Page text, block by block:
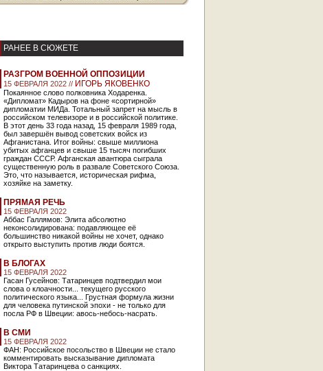
РАНЕЕ В СЮЖЕТЕ
РАЗГРОМ ВОЕННОЙ ОППОЗИЦИИ
15 ФЕВРАЛЯ 2022 // ИГОРЬ ЯКОВЕНКО
Покаянное слово полковника Ходаренка.
«Дипломат» Кадыров на фоне «сортирной»
дипломатии МИДа. Тотальный запрет на мысль в
российском телевизоре и в российской политике.
В этот день 33 года назад, 15 февраля 1989 года,
был завершён вывод советских войск из
Афганистана. Итог войны: свыше миллиона
убитых афганцев и свыше 15 тысяч погибших
граждан СССР. Афганская авантюра сыграла
существенную роль в развале Советского Союза.
Это, что называется, историческая рифма,
хозяйке на заметку.
ПРЯМАЯ РЕЧЬ
15 ФЕВРАЛЯ 2022
Аббас Галлямов: Элита абсолютно
неконсолидирована: подавляющее её
большинство никакой войны не хочет, однако
открыто выступить против люди боятся.
В БЛОГАХ
15 ФЕВРАЛЯ 2022
Гасан Гусейнов: Татаринцев подтвердил мои
слова о клоачности... текущего русского
политического языка... Грустная формула жизни
для человека путинской эпохи - не только для
посла РФ в Швеции: авось-небось-насрать.
В СМИ
15 ФЕВРАЛЯ 2022
ФАН: Российское посольство в Швеции не стало
комментировать высказывание дипломата
Виктора Татаринцева о санкциях.